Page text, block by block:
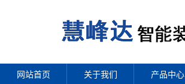
网站首页 关于我们 产品中心